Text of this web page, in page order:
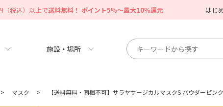
（税込）以上で送料無料！ ポイント5％～最大10％還元 はじ
施設・場所
> マスク > 【送料無料・同梱不可】サラヤサージカルマスクS パウダーピン